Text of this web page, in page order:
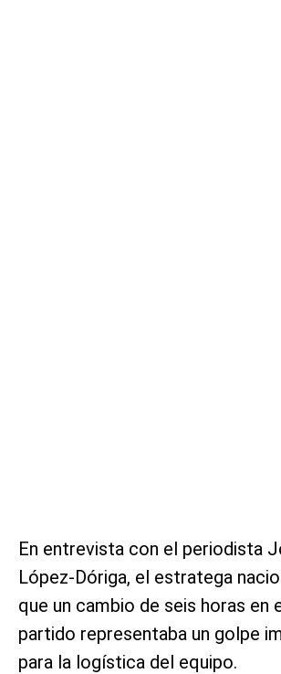
En entrevista con el periodista
López-Dóriga, el estratega
que un cambio de seis horas en
partido representaba un golpe
para la logística del equipo.